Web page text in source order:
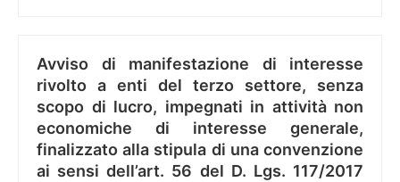
Avviso di manifestazione di interesse
rivolto a enti del terzo settore, senza
scopo di lucro, impegnati in attività non
economiche di interesse generale,
finalizzato alla stipula di una convenzione
ai sensi dell’art. 56 del D. Lgs. 117/2017